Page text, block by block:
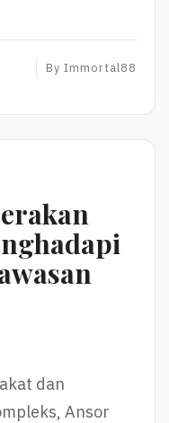
By Immortal88
dan
Ansor